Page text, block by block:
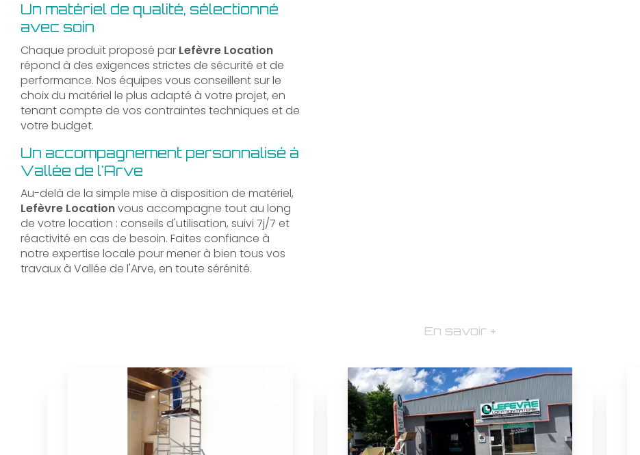
Un matériel de qualité, sélectionné
avec soin
Chaque produit proposé par Lefèvre Location
répond à des exigences strictes de sécurité et de
performance. Nos équipes vous conseillent sur le
choix du matériel le plus adapté à votre projet, en
tenant compte de vos contraintes techniques et de
votre budget.
Un accompagnement personnalisé à
Vallée de l'Arve
Au-delà de la simple mise à disposition de matériel,
Lefèvre Locationvous accompagne tout au long
de votre location : conseils d'utilisation, suivi 7j/7 et
réactivité en cas de besoin. Faites confiance à
notre expertise locale pour mener à bien tous vos
travaux à Vallée de l'Arve, en toute sérénité.
En savoir +